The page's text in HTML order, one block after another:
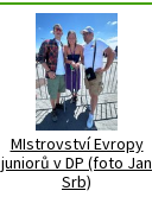
MIstrovství Evropy
juniorů v DP (foto Jan
Srb)